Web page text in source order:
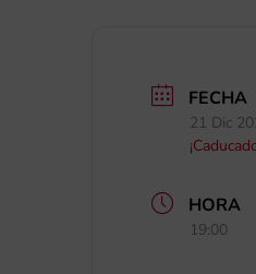
FECHA
21 Dic
HORA
19:00